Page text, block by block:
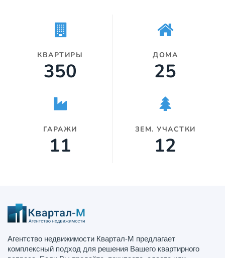
Вячеславович.
КВАРТИРЫ
350
ДОМА
25
ГАРАЖИ
11
ЗЕМ. УЧАСТКИ
12
Агентство недвижимости Квартал-М предлагает
комплексный подход для решения Вашего квартирного